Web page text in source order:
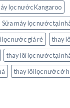
lọc nước Kangaroo
Sửa máy lọc nước tại
lọc nước giá rẻ
thay
thay lõi lọc nước tại
thay lõi lọc nước ở